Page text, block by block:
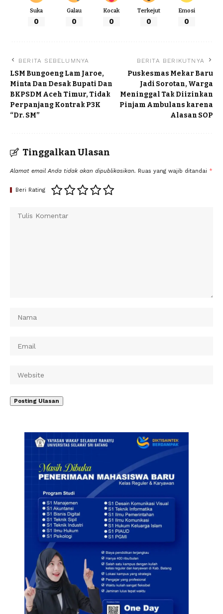
Suka
0
Galau
0
Kocak
0
Terkejut
0
Emosi
0
BERITA SEBELUMNYA
LSM Bungoeng Lam Jaroe,
Minta Dan Desak Bupati Dan
BKPSDM Aceh Timur, Tidak
Perpanjang Kontrak P3K
“Dr. SM”
BERITA BERIKUTNYA
Puskesmas Mekar Baru
Jadi Sorotan, Warga
Meninggal Tak Diizinkan
Pinjam Ambulans karena
Alasan SOP
Tinggalkan Ulasan
Alamat email Anda tidak akan dipublikasikan. Ruas yang wajib ditandai *
Beri Rating